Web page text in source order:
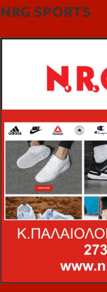
NRG SPORTS